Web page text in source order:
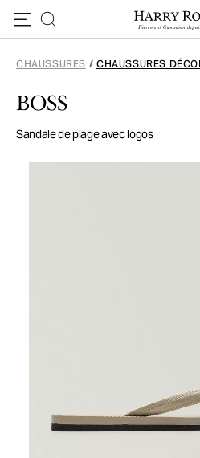
CHAUSSURES / CHAUSSURES
BOSS
Sandale de plage avec logos